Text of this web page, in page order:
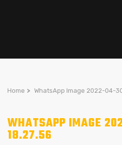
Home > WhatsApp Image 2022-04-
WHATSAPP IMAGE
18.27.56